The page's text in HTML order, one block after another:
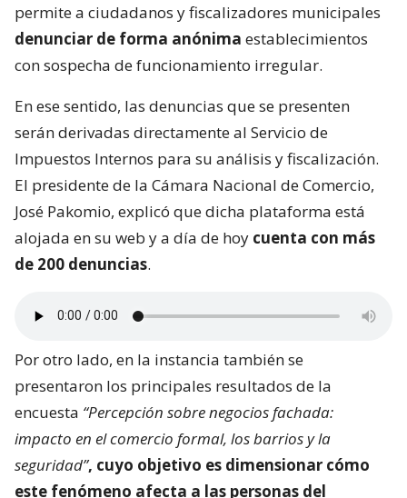
permite a ciudadanos y fiscalizadores municipales
denunciar de forma anónima establecimientos
con sospecha de funcionamiento irregular.
En ese sentido, las denuncias que se presenten
serán derivadas directamente al Servicio de
Impuestos Internos para su análisis y fiscalización.
El presidente de la Cámara Nacional de Comercio,
José Pakomio, explicó que dicha plataforma está
alojada en su web y a día de hoy cuenta con más
de 200 denuncias.
Por otro lado, en la instancia también se
presentaron los principales resultados de la
encuesta “Percepción sobre negocios fachada:
impacto en el comercio formal, los barrios y la
seguridad”, cuyo objetivo es dimensionar cómo
este fenómeno afecta a las personas del